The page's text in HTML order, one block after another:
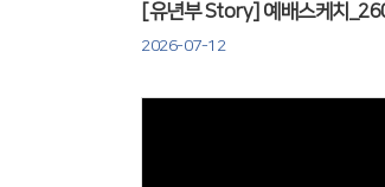
[유년부 Story] 예배스케치
2026-07-12